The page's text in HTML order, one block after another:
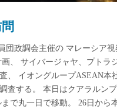
団政調会主催の マレーシア視
、 サイバージャヤ、プトラ
、 イオングループASEAN本
査する。 本日はクアラルン
で丸一日で移動。 26日から